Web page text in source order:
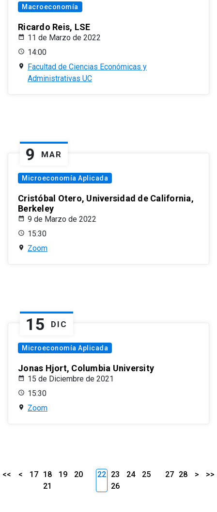
Macroeconomía
Ricardo Reis, LSE
11 de Marzo de 2022
14:00
Facultad de Ciencias Económicas y
Administrativas UC
9 MAR
Microeconomía Aplicada
Cristóbal Otero, Universidad de California,
Berkeley
9 de Marzo de 2022
15:30
Zoom
15 DIC
Microeconomía Aplicada
Jonas Hjort, Columbia University
15 de Diciembre de 2021
15:30
Zoom
<< < 17 18 19
20
21
22 23 24
25
26
27 28 > >>